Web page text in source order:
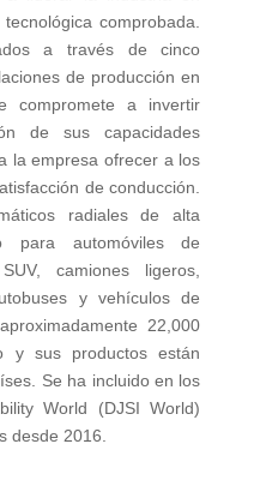
comprobada.
a través de cinco
de producción en
compromete a invertir
de sus capacidades
la empresa ofrecer a los
de conducción.
radiales de alta
para automóviles de
camiones ligeros,
y vehículos de
22,000
y sus productos están
Se ha incluido en los
World (DJSI World)
desde 2016.